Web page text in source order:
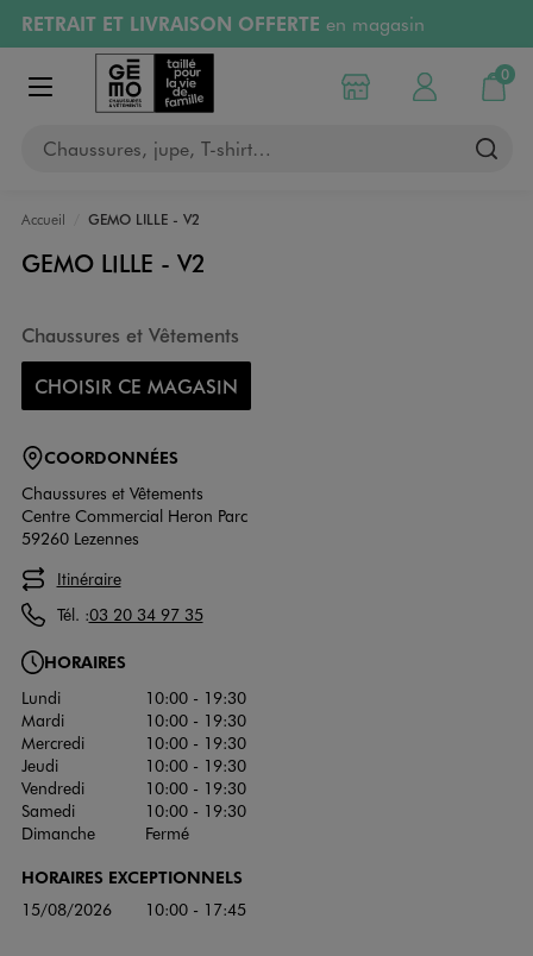
Aller au contenu principal
Aller à la navigation
RETRAIT ET LIVRAISON OFFERTE en magasin
Retours OFFERTSpendant 30 jours
PAYEZ EN 3x SANS FRAIS
RÉSERVATION GRATUITE
Afficher le menu
Chaussures, jupe, T-shirt…
Choisir mon magasin
Mon compte
0
Mon
Accueil GEMO LILLE - V2
GEMO LILLE - V2
Chaussures et Vêtements
CHOISIR CE MAGASIN
COORDONNÉES
Chaussures et Vêtements
Centre Commercial Heron Parc
59260 Lezennes
Itinéraire
Tél. :03 20 34 97 35
HORAIRES
Lundi
10:00 - 19:30
Mardi
10:00 - 19:30
Mercredi
10:00 - 19:30
Jeudi
10:00 - 19:30
Vendredi
10:00 - 19:30
Samedi
10:00 - 19:30
Dimanche
Fermé
HORAIRES EXCEPTIONNELS
15/08/2026 10:00 - 17:45